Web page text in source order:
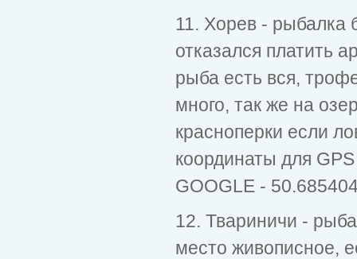
11. Хорев - рыбалка
отказался платить
рыба есть вся,
много, так же на
красноперки если
координаты для
GOOGLE -
12. Твариничи -
место живописное,